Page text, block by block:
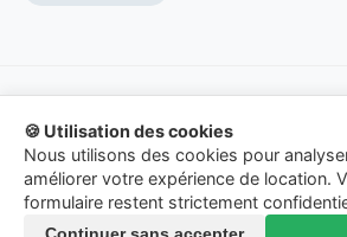
© 2026 Location-Broyeur-Branches.fr -
relation.
Mentions Légales-
🍪 Utilisation des cookies
Nous utilisons des cookies pour
améliorer votre expérience de location.
formulaire restent strictement